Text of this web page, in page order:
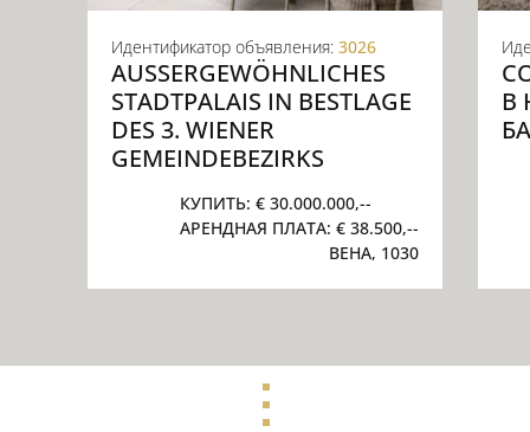
Идентификатор объявления: 3026
AUSSERGEWÖHNLICHES S
TADTPALAIS IN BESTLAGE D
ES 3. WIENER G
EMEINDEBEZIRKS
КУПИТЬ: € 30.000.000,--
АРЕНДНАЯ ПЛАТА: € 38.500,--
ВЕНА, 1030
В